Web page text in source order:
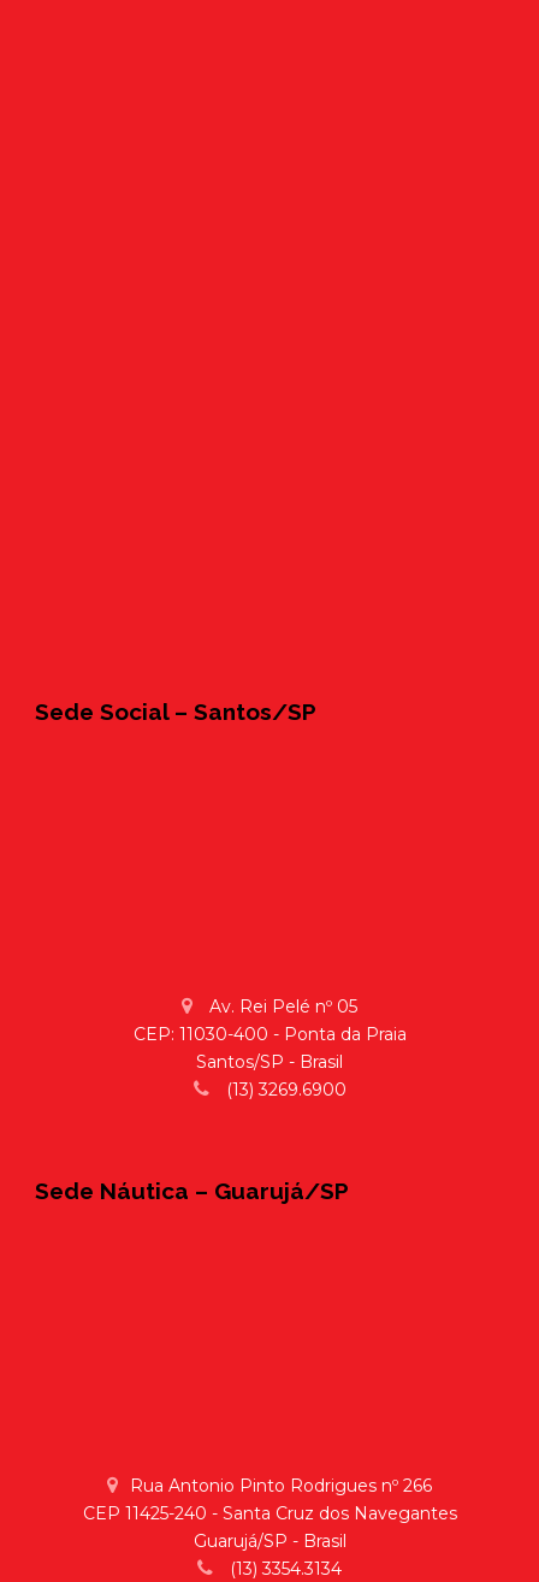
Sede Social – Santos/SP
Av. Rei Pelé nº 05
CEP: 11030-400 - Ponta da Praia
Santos/SP - Brasil
(13) 3269.6900
Sede Náutica – Guarujá/SP
Rua Antonio Pinto Rodrigues nº 266
CEP 11425-240 - Santa Cruz dos Navegantes
Guarujá/SP - Brasil
(13) 3354.3134